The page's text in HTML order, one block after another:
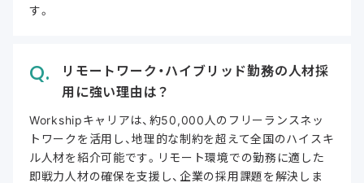
す。
リモートワーク・ハイブリッド勤務の人材採
用に強い理由は？
Workshipキャリアは、約50,000人のフリーランスネッ
トワークを活用し、地理的な制約を超えて全国のハイスキ
ル人材を紹介可能です。リモート環境での勤務に適した
即戦力人材の確保を支援し、企業の採用課題を解決しま